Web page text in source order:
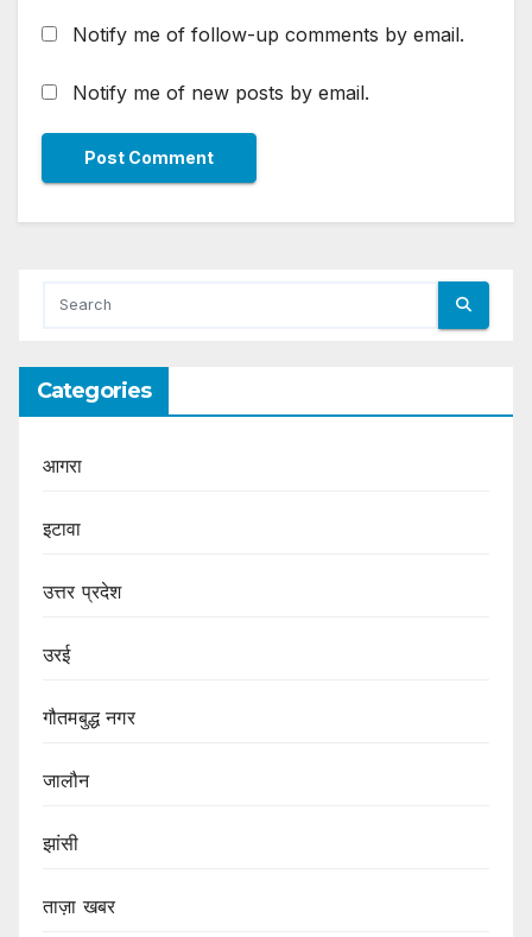
Notify me of follow-up comments by email.
Notify me of new posts by email.
Categories
आगरा
इटावा
उत्तर प्रदेश
उरई
गौतमबुद्ध नगर
जालौन
झांसी
ताज़ा खबर